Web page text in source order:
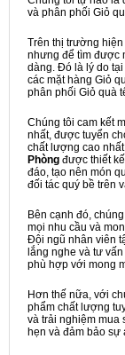
và phân phối Giỏ
Trên thị trường
nhưng để tìm được
dàng. Đó là lý do
các mặt hàng Giỏ
phân phối Giỏ quà
Chúng tôi cam kết
nhất, được tuyển
chất lượng cao
Phòng được thiết
đáo, tạo nên món
đối tác quý bề trên
Bên cạnh đó,
mọi nhu cầu và
Đội ngũ nhân viên
lắng nghe và tư
phù hợp với mong
Hơn thế nữa, với
phẩm chất lượng
và trải nghiệm mua
hẹn và đảm bảo sự